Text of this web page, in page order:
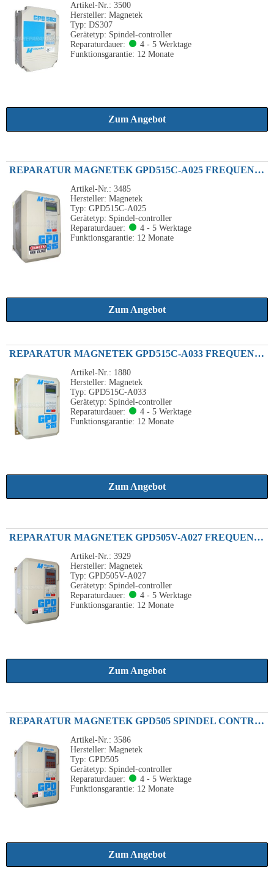
Artikel-Nr.: 3500
Hersteller: Magnetek
Typ: DS307
Gerätetyp: Spindel-controller
Reparaturdauer:
4 - 5 Werktage
Funktionsgarantie: 12 Monate
Zum Angebot
REPARATUR MAGNETEK GPD515C-A025 FREQUENZUMRICHTER 5.5KW 230VAC
Artikel-Nr.: 3485
Hersteller: Magnetek
Typ: GPD515C-A025
Gerätetyp: Spindel-controller
Reparaturdauer:
4 - 5 Werktage
Funktionsgarantie: 12 Monate
Zum Angebot
REPARATUR MAGNETEK GPD515C-A033 FREQUENZUMRICHTER GPD515 7.5KW 230VAC
Artikel-Nr.: 1880
Hersteller: Magnetek
Typ: GPD515C-A033
Gerätetyp: Spindel-controller
Reparaturdauer:
4 - 5 Werktage
Funktionsgarantie: 12 Monate
Zum Angebot
REPARATUR MAGNETEK GPD505V-A027 FREQUENZUMRICHTER 5.5KW 230VAC 25P51AU
Artikel-Nr.: 3929
Hersteller: Magnetek
Typ: GPD505V-A027
Gerätetyp: Spindel-controller
Reparaturdauer:
4 - 5 Werktage
Funktionsgarantie: 12 Monate
Zum Angebot
REPARATUR MAGNETEK GPD505 SPINDEL CONTROLLER 0.75 - 500KW
Artikel-Nr.: 3586
Hersteller: Magnetek
Typ: GPD505
Gerätetyp: Spindel-controller
Reparaturdauer:
4 - 5 Werktage
Funktionsgarantie: 12 Monate
Zum Angebot